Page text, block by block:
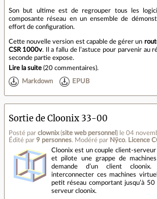
Son but ultime est de regrouper tous les
composante réseau en un ensemble de
effort de configuration.
Cette nouvelle version est capable de gérer un
CSR 1000v. Il a fallu de l’astuce pour parvenir au
seconde partie expose.
Lire la suite (20 commentaires).
Markdown EPUB
Sortie de Cloonix 33-00
Posté par clownix(site web personnel ) le 04
Édité par 9 personnes. Modéré par Nÿco. Licence
Cloonix est un couple
et pilote une grappe de
demande d’un client
interconnecter ces machines
petit réseau comportant jusqu’à
serveur cloonix.